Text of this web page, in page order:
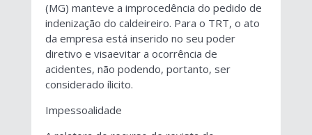
(MG) manteve a improcedência do pedido de
indenização do caldeireiro. Para o TRT, o ato
da empresa está inserido no seu poder
diretivo e visaevitar a ocorrência de
acidentes, não podendo, portanto, ser
considerado ílicito.
Impessoalidade